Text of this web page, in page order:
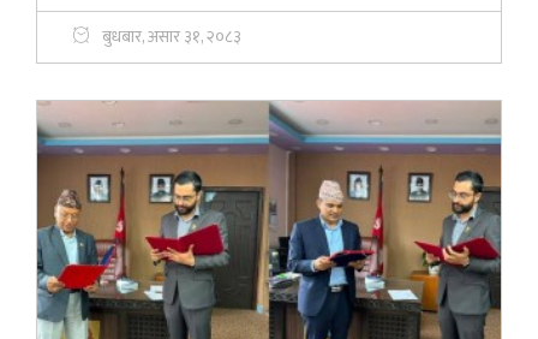
बुधबार, असार ३१, २०८३